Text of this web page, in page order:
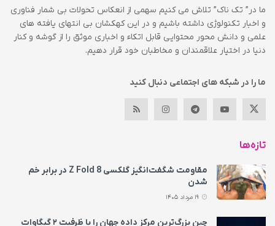
ما در” تک ناک” تلاش می کنیم سهمی از انعکاس تحولات بی شمار فناوری
و اخبار تکنولوژی داشته باشیم و در این کهکشان بی انتهای یافته های
علمی و دانش محور محتوایی قابل اتکاء و اخباری موثق را از گوشه و کنار
دنیا در اختیار علاقمندان و مخاطبان خود قرار دهیم.
ما را در شبکه های اجتماعی دنبال کنید
تازه‌ها
مقاومت شگفت‌انگیز گلکسی Z Fold 8 در برابر خم
شدن
چین بزرگ‌ترین مرکز داده جهان را با ظرفیت ۲ گیگاوات